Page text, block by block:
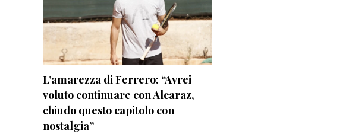
L’amarezza di Ferrero: “Avrei
voluto continuare con Alcaraz,
chiudo questo capitolo con
nostalgia”